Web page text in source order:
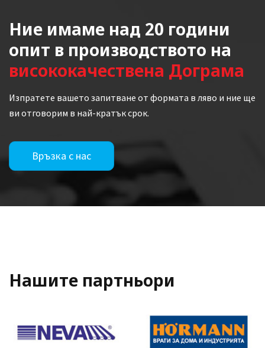
Ние имаме над 20 години
опит в производството на
висококачествена Дограма
Изпратете вашето запитване от формата в ляво и ние ще
ви отговорим в най-кратък срок.
Връзка с нас
Нашите партньори